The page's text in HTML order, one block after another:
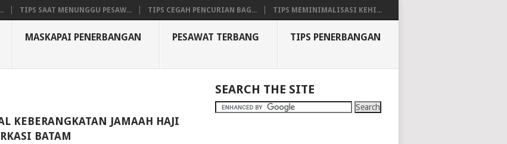
TIPS SAAT MENUNGGU PESAW... TIPS CEGAH PENCURIAN BAG... TIPS MEMINIMALISASI KEHI...
MASKAPAI PENERBANGAN PESAWAT TERBANG TIPS PENERBANGAN
KEBERANGKATAN JAMAAH HAJI
BATAM
SEARCH THE SITE